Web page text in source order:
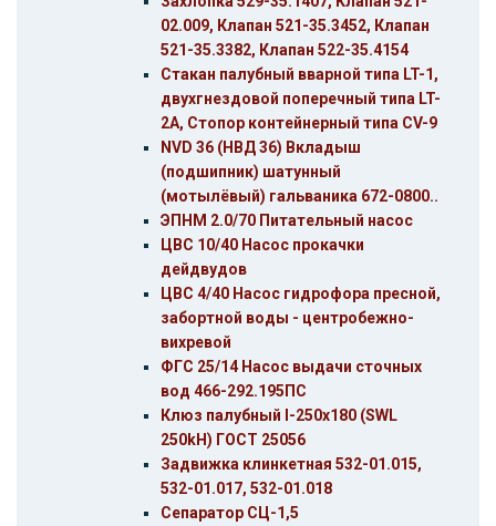
02.009, Клапан 521-35.3452, Клапан
521-35.3382, Клапан 522-35.4154
Стакан палубный вварной типа LT-1,
двухгнездовой поперечный типа LT-
2A, Стопор контейнерный типа CV-9
NVD 36 (НВД 36) Вкладыш
(подшипник) шатунный
(мотылёвый) гальваника 672-0800..
ЭПНМ 2.0/70 Питательный насос
ЦВС 10/40 Насос прокачки
дейдвудов
ЦВС 4/40 Насос гидрофора пресной,
забортной воды - центробежно-
вихревой
ФГС 25/14 Насос выдачи сточных
вод 466-292.195ПС
Клюз палубный I-250х180 (SWL
250kH) ГОСТ 25056
Задвижка клинкетная 532-01.015,
532-01.017, 532-01.018
Сепаратор СЦ-1,5